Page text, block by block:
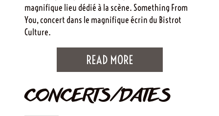
magnifique lieu dédié à la scène. Something From
You, concert dans le magnifique écrin du Bistrot
Culture.
READ MORE
CONCERTS/DATES